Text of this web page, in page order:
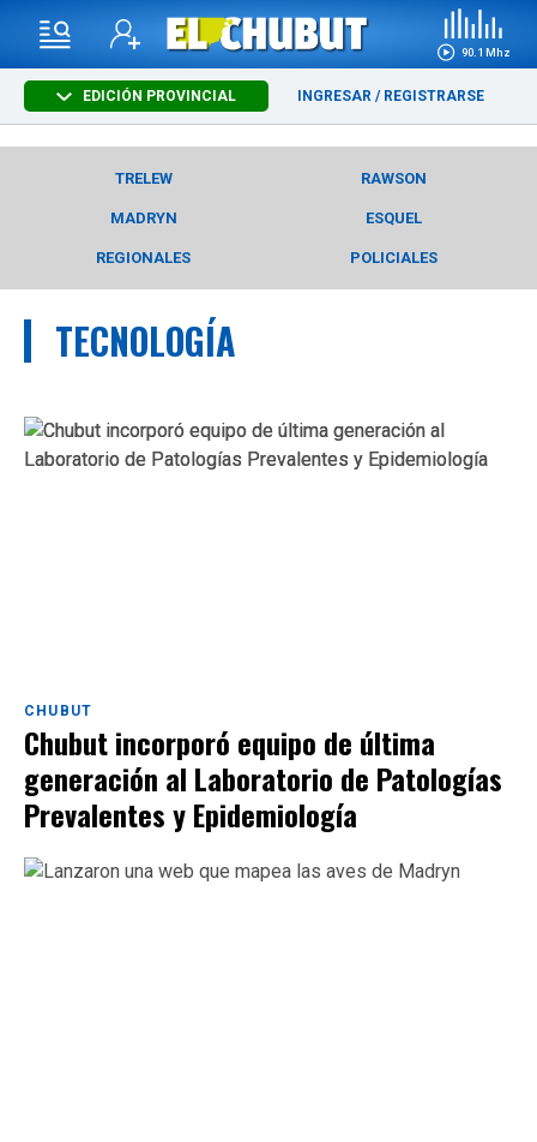
90.1 Mhz
EDICIÓN PROVINCIAL INGRESAR / REGISTRARSE
TRELEW RAWSON
MADRYN ESQUEL
REGIONALES POLICIALES
TECNOLOGÍA
CHUBUT
Chubut incorporó equipo de última
generación al Laboratorio de Patologías
Prevalentes y Epidemiología